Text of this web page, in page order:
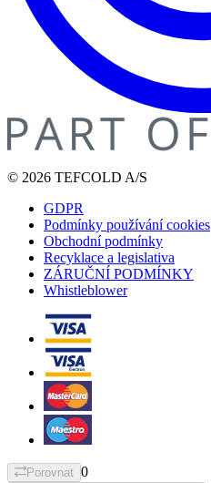
© 2026 TEFCOLD A/S
GDPR
Podmínky používání cookies
Obchodní podmínky
Recyklace a legislativa
ZÁRUČNÍ PODMÍNKY
Whistleblower
Porovnat 0